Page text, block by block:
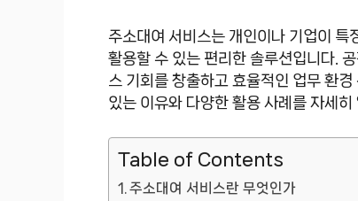
주소대여 서비스는 개인이나 기업이 특
활용할 수 있는 편리한 솔루션입니다.
스 기회를 창출하고 효율적인 업무 환
있는 이유와 다양한 활용 사례를 자세히
Table of Contents
주소대여 서비스란 무엇인가